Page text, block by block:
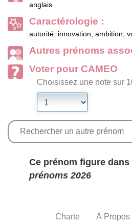
anglais
Caractérologie :
autorité, innovation, ambition,
Autres prénoms
Voter pour CAMEO
Choisissez une note sur
Ce prénom figure dans
prénoms 2026
Charte À Propos